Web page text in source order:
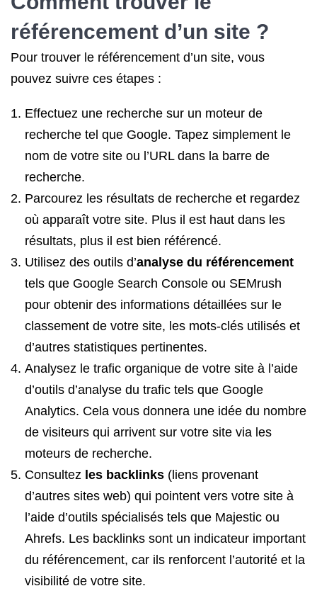
référencement d’un site ?
Pour trouver le référencement d’un site, vous
pouvez suivre ces étapes :
Effectuez une recherche sur un moteur de
recherche tel que Google. Tapez simplement le
nom de votre site ou l’URL dans la barre de
recherche.
Parcourez les résultats de recherche et regardez
où apparaît votre site. Plus il est haut dans les
résultats, plus il est bien référencé.
Utilisez des outils d’analyse du référencement
tels que Google Search Console ou SEMrush
pour obtenir des informations détaillées sur le
classement de votre site, les mots-clés utilisés et
d’autres statistiques pertinentes.
Analysez le trafic organique de votre site à l’aide
d’outils d’analyse du trafic tels que Google
Analytics. Cela vous donnera une idée du nombre
de visiteurs qui arrivent sur votre site via les
moteurs de recherche.
Consultez les backlinks (liens provenant
d’autres sites web) qui pointent vers votre site à
l’aide d’outils spécialisés tels que Majestic ou
Ahrefs. Les backlinks sont un indicateur important
du référencement, car ils renforcent l’autorité et la
visibilité de votre site.